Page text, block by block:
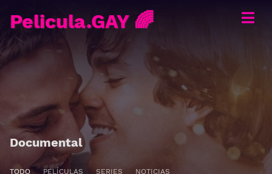
Pelicula.GAY 🌈
Documental
TODO PELÍCULAS SERIES NOTICIAS